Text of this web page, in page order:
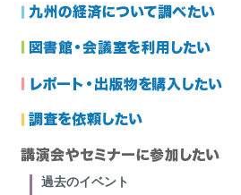
過去のイベント